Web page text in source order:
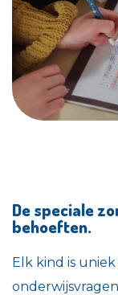
De speciale
behoeften.
Elk kind is